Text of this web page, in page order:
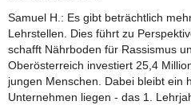
Samuel H.: Es gibt beträchtlich
Lehrstellen. Dies führt zu
schafft Nährboden für Rassismus
Oberösterreich investiert 25,4
jungen Menschen. Dabei bleibt ein
Unternehmen liegen - das 1.